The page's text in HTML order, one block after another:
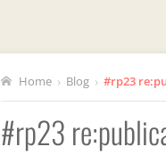
Home › Blog › #rp23
#rp23